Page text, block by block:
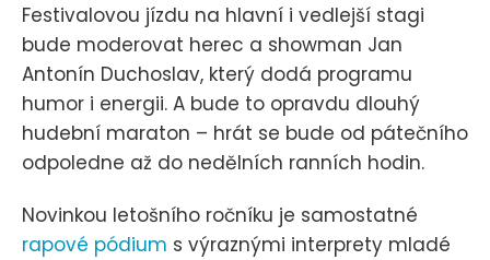
Festivalovou jízdu na hlavní i vedlejší stagi
bude moderovat herec a showman Jan
Antonín Duchoslav, který dodá programu
humor i energii. A bude to opravdu dlouhý
hudební maraton – hrát se bude od pátečního
odpoledne až do nedělních ranních hodin.
Novinkou letošního ročníku je samostatné
rapové pódium s výraznými interprety mladé